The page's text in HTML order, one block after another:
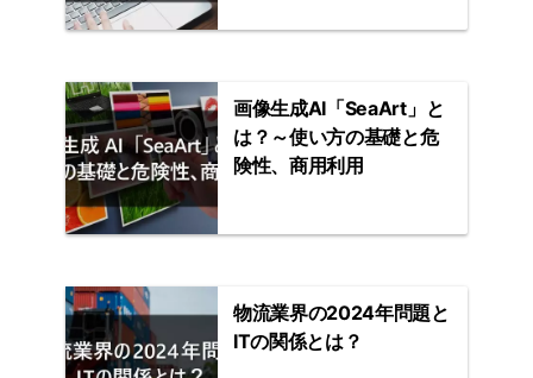
画像生成AI「SeaArt」と
は？～使い方の基礎と危
険性、商用利用
物流業界の2024年問題と
ITの関係とは？